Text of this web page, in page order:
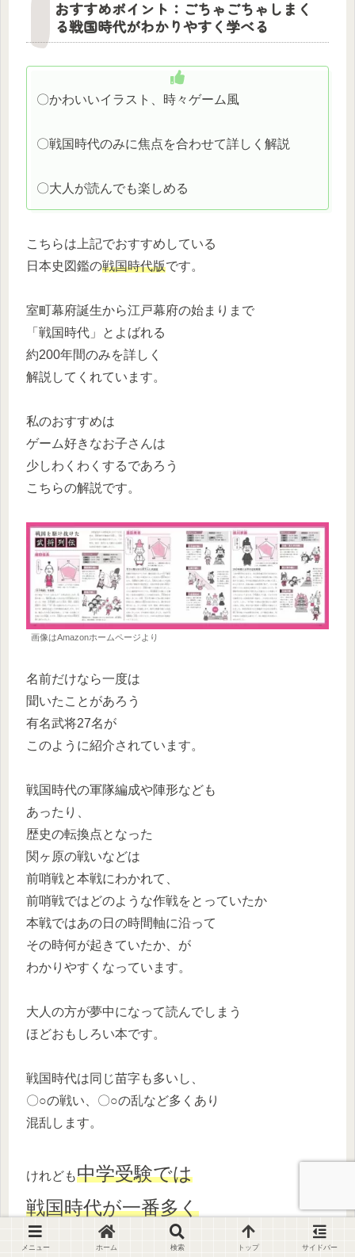
おすすめポイント：ごちゃごちゃしまく
る戦国時代がわかりやすく学べる
〇かわいいイラスト、時々ゲーム風
〇戦国時代のみに焦点を合わせて詳しく解説
〇大人が読んでも楽しめる
こちらは上記でおすすめしている
日本史図鑑の戦国時代版です。
室町幕府誕生から江戸幕府の始まりまで
「戦国時代」とよばれる
約200年間のみを詳しく
解説してくれています。
私のおすすめは
ゲーム好きなお子さんは
少しわくわくするであろう
こちらの解説です。
画像はAmazonホームページより
名前だけなら一度は
聞いたことがあろう
有名武将27名が
このように紹介されています。
戦国時代の軍隊編成や陣形なども
あったり、
歴史の転換点となった
関ヶ原の戦いなどは
前哨戦と本戦にわかれて、
前哨戦ではどのような作戦をとっていたか
本戦ではあの日の時間軸に沿って
その時何が起きていたか、が
わかりやすくなっています。
大人の方が夢中になって読んでしまう
ほどおもしろい本です。
戦国時代は同じ苗字も多いし、
〇○の戦い、〇○の乱など多くあり
混乱します。
けれども中学受験では
戦国時代が一番多く
出題されま
メニュー ホーム 検索 トップ サイドバー